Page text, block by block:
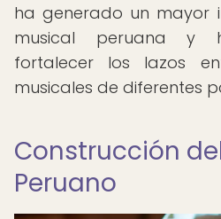
ha generado un mayor
musical peruana y
fortalecer los lazos
musicales de diferentes
Construcción
Peruano